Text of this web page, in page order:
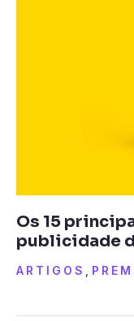
Os 15
publicidade
ARTIGOS